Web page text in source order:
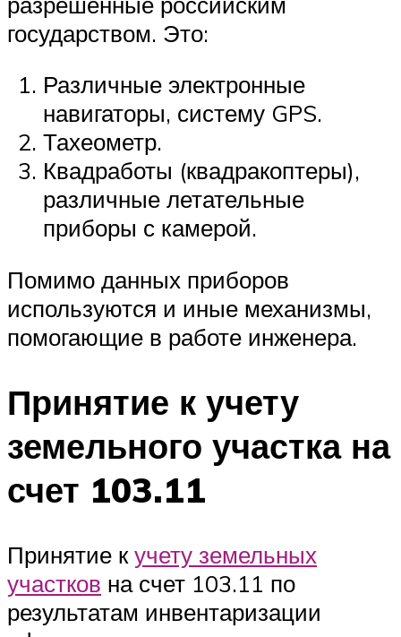
государством. Это:
Различные электронные
навигаторы, систему GPS.
Тахеометр.
Квадработы (квадракоптеры),
различные летательные
приборы с камерой.
Помимо данных приборов
используются и иные механизмы,
помогающие в работе инженера.
Принятие к учету
земельного участка на
счет 103.11
Принятие кучету земельных
участков на счет 103.11 по
результатам инвентаризации